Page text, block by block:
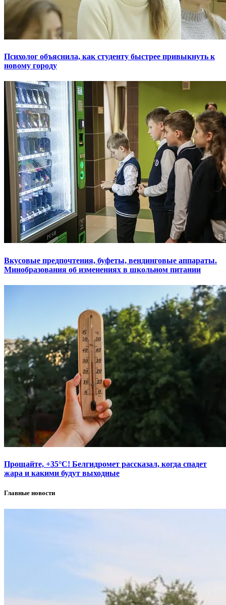
Психолог объяснила, как студенту быстрее привыкнуть к
новому городу
Вкусовые предпочтения, буфеты, вендинговые аппараты.
Минобразования об изменениях в школьном питании
Прощайте, +35°С! Белгидромет рассказал, когда спадет
жара и какими будут выходные
Главные новости